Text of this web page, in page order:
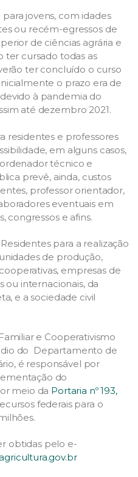
jovens, com idades
ou recém-egressos de
de ciências agrária e
ter cursado todas as
ter concluído o curso
o prazo era de
à pandemia do
até dezembro 2021.
residentes e professores
em alguns casos,
técnico e
prevê, ainda, custos
professor orientador,
eventuais em
congressos e afins.
para a realização
de produção,
empresas de
ou internacionais, da
e a sociedade civil
e Cooperativismo
do Departamento de
é responsável por
do
meio da Portaria nº 193,
federais para o
obtidas pelo e-